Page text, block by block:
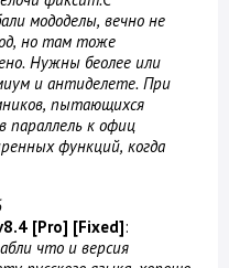
мододелы, вечно не
но там тоже
Нужны беолее или
и антиделете. При
пытающихся
параллель к офиц
функций, когда
[Pro] [Fixed]: